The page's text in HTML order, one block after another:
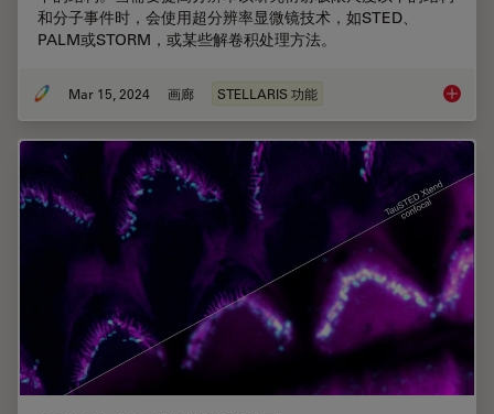
和分子事件时，会使用超分辨率显微镜技术，如STED、
PALM或STORM，或某些解卷积处理方法。
Mar 15, 2024 画廊 STELLARIS 功能 超分辨